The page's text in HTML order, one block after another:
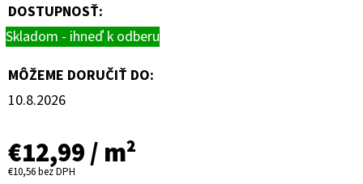
DOSTUPNOSŤ:
Skladom - ihneď k odberu
MÔŽEME DORUČIŤ DO:
10.8.2026
€12,99/ m²
€10,56bez DPH